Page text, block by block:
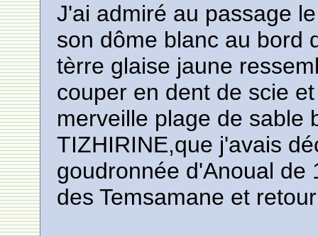
J'ai admiré au passage
son dôme blanc au bord
tèrre glaise jaune
couper en dent de scie
merveille plage de sable
TIZHIRINE,que j'avais
goudronnée d'Anoual de
des Temsamane et